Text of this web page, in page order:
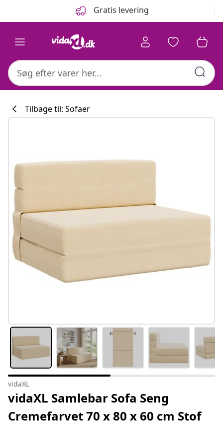
Gratis levering
Tilbage til: Sofaer
vidaXL
vidaXL Samlebar Sofa Seng
Cremefarvet 70 x 80 x 60 cm Stof